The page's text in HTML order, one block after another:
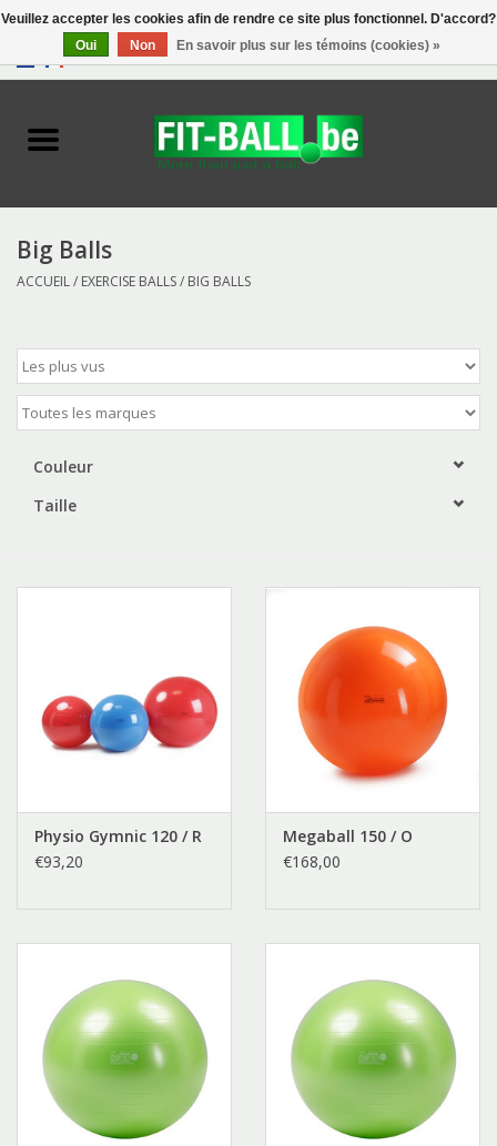
0 Articles - €0,00
Toys
Accessories
Big Balls
ACCUEIL/ EXERCISE BALLS/ BIG BALLS
Couleur
Taille
Physio Gymnic 120 / R
€93,20
Megaball 150 / O
€168,00
Veuillez accepter les cookies afin de rendre ce site plus fonctionnel. D'accord?
Oui
Non En savoir plus sur les témoins (cookies) »